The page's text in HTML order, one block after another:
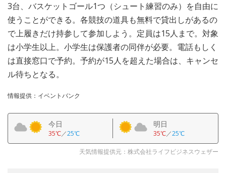
3台、バスケットゴール1つ（シュート練習のみ）を自由に
使うことができる。各競技の道具も無料で貸出しがあるの
で上履きだけ持参して参加しよう。定員は15人まで。対象
は小学生以上。小学生は保護者の同伴が必要。電話もしく
は直接窓口で予約。予約が15人を超えた場合は、キャンセ
ル待ちとなる。
情報提供：イベントバンク
今日
35℃／25℃
明日
35℃／25℃
天気情報提供元：株式会社ライフビジネスウェザー